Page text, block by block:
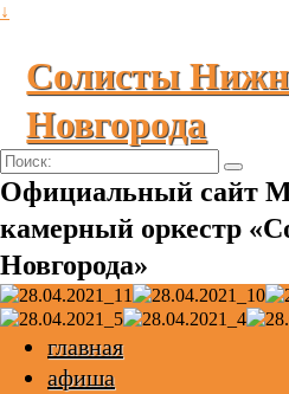
↓
Солисты
Новгорода
Поиск:
Официальный сайт
камерный оркестр
Новгорода»
главная
афиша